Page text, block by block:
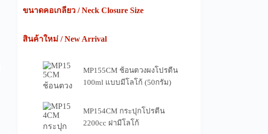
ขนาดคอเกลียว / Neck Closure Size
สินค้าใหม่ / New Arrival
MP155CM ช้อนตวงผงโปรตีน
100ml แบบมีโลโก้ (50กรัม)
MP154CM กระปุกโปรตีน
2200cc ฝามีโลโก้